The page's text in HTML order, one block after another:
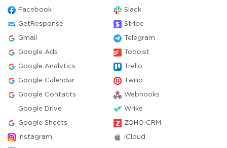
Facebook Slack
GetResponse Stripe
Gmail Telegram
Google Ads Todoist
Google Analytics Trello
Google Calendar Twilio
Google Contacts Webhooks
Google Drive Wrike
Google Sheets ZOHO CRM
Instagram iCloud